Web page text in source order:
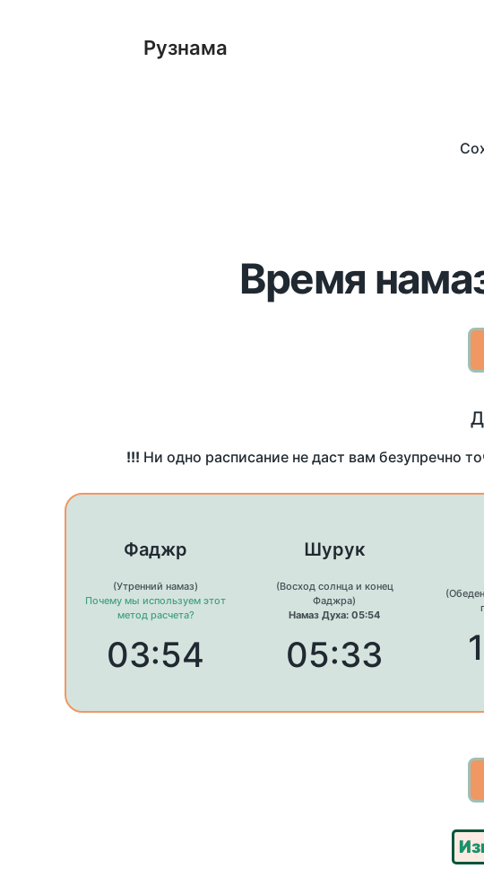
Рузнама
Время
!!! Ни одно расписание не даст вам безупречно
Фаджр
(Утренний намаз)
Почему мы используем этот
метод расчета?
03:54
Шурук
(Восход солнца и конец
Фаджра)
Намаз Духа: 05:54
05:33